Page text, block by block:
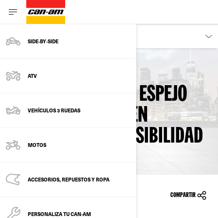
SIDE‑BY‑SIDE
ATV
VEHÍCULOS 3 RUEDAS
MOTOS
ACCESORIOS, REPUESTOS Y ROPA
PERSONALIZA TU CAN-AM
Regresar a Retiros de seguridad
LOS CRISTALES DEL ESPEJO
RETROVISOR PUEDEN
DESENCAJARSE - VISIBILIDAD
COMPARTIR